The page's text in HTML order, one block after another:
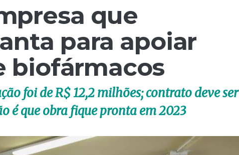
que
para apoiar
biofármacos
foi de R$ 12,2 milhões; contrato deve ser
é que obra fique pronta em 2023